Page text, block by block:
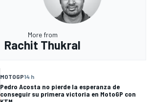
More from
Rachit Thukral
MOTOGP14 h
Pedro Acosta no pierde la esperanza de
conseguir su primera victoria en MotoGP con